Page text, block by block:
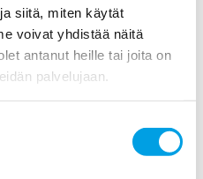
siitä, miten käytät
voivat yhdistää näitä
antanut heille tai joita on
palvelujaan.